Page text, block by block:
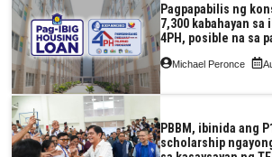
Pagpapabilis ng
7,300 kabahayan sa
4PH, posible na sa
Pag-IBIG at P.A.
Michael Peronce
PBBM, ibinida ang
scholarship